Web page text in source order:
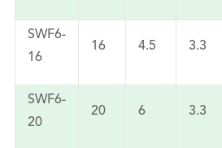
SWF6-
16
16 4.5 3.3
SWF6-
20
20 6 3.3